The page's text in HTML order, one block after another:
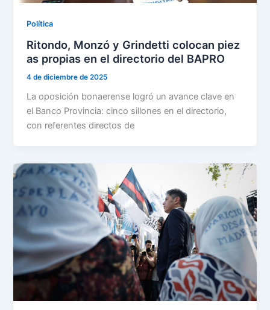
Política
Ritondo, Monzó y Grindetti colocan piez
as propias en el directorio del BAPRO
4 de diciembre de 2025
La oposición bonaerense logró un avance clave en
el Banco Provincia: cinco sillones en el directorio,
con referentes directos de